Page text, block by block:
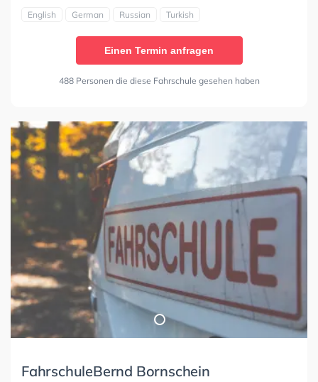
English German Russian Turkish
Einen Termin anfragen
488 Personen die diese Fahrschule gesehen haben
FahrschuleBernd Bornschein